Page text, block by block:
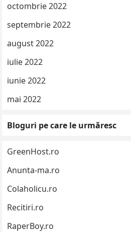
octombrie 2022
septembrie 2022
august 2022
iulie 2022
iunie 2022
mai 2022
Bloguri pe care le urmăresc
GreenHost.ro
Anunta-ma.ro
Colaholicu.ro
Recitiri.ro
RaperBoy.ro